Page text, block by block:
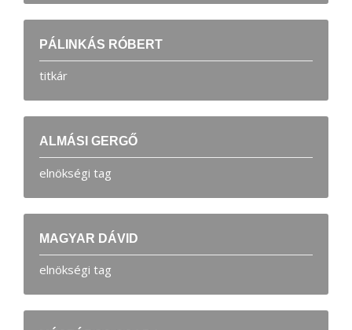
PÁLINKÁS RÓBERT
titkár
ALMÁSI GERGŐ
elnökségi tag
MAGYAR DÁVID
elnökségi tag